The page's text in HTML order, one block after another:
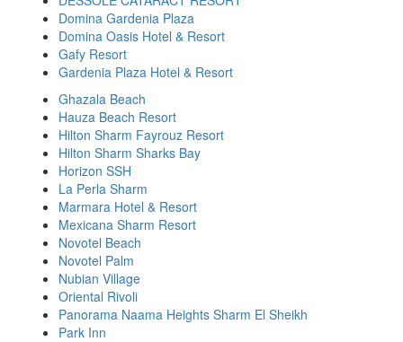
Domina Gardenia Plaza
Domina Oasis Hotel & Resort
Gafy Resort
Gardenia Plaza Hotel & Resort
Ghazala Beach
Hauza Beach Resort
Hilton Sharm Fayrouz Resort
Hilton Sharm Sharks Bay
Horizon SSH
La Perla Sharm
Marmara Hotel & Resort
Mexicana Sharm Resort
Novotel Beach
Novotel Palm
Nubian Village
Oriental Rivoli
Panorama Naama Heights Sharm El Sheikh
Park Inn